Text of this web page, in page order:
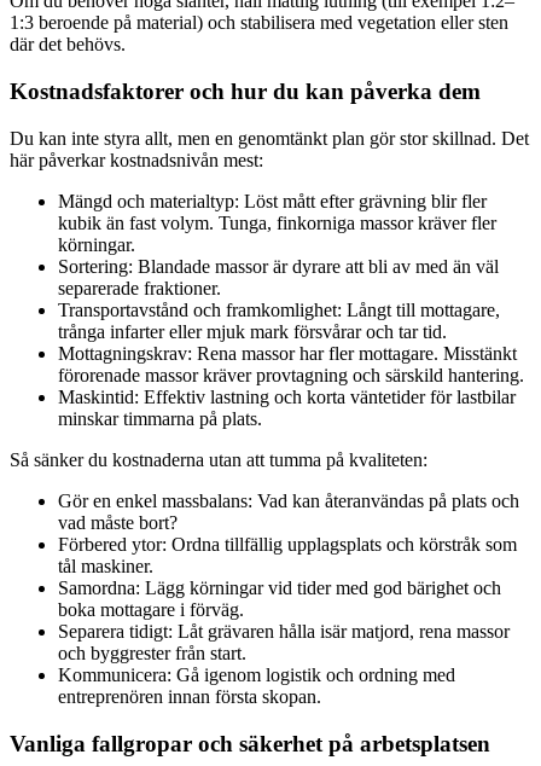
1:3 beroende på material) och stabilisera med vegetation eller sten
där det behövs.
Kostnadsfaktorer och hur du kan påverka dem
Du kan inte styra allt, men en genomtänkt plan gör stor skillnad. Det
här påverkar kostnadsnivån mest:
Mängd och materialtyp: Löst mått efter grävning blir fler
kubik än fast volym. Tunga, finkorniga massor kräver fler
körningar.
Sortering: Blandade massor är dyrare att bli av med än väl
separerade fraktioner.
Transportavstånd och framkomlighet: Långt till mottagare,
trånga infarter eller mjuk mark försvårar och tar tid.
Mottagningskrav: Rena massor har fler mottagare. Misstänkt
förorenade massor kräver provtagning och särskild hantering.
Maskintid: Effektiv lastning och korta väntetider för lastbilar
minskar timmarna på plats.
Så sänker du kostnaderna utan att tumma på kvaliteten:
Gör en enkel massbalans: Vad kan återanvändas på plats och
vad måste bort?
Förbered ytor: Ordna tillfällig upplagsplats och körstråk som
tål maskiner.
Samordna: Lägg körningar vid tider med god bärighet och
boka mottagare i förväg.
Separera tidigt: Låt grävaren hålla isär matjord, rena massor
och byggrester från start.
Kommunicera: Gå igenom logistik och ordning med
entreprenören innan första skopan.
Vanliga fallgropar och säkerhet på arbetsplatsen